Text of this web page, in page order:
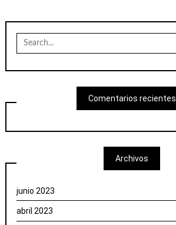
Search
for:
Comentarios recientes
Archivos
junio 2023
abril 2023